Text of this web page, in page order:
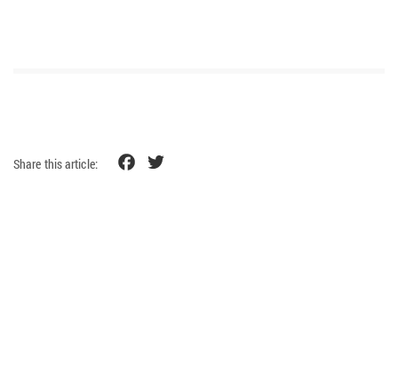
Share this article: Facebook